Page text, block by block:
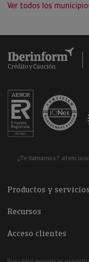
Ver todos los
¿Te llamamos?
Productos y servicios
Recursos
Acceso clientes